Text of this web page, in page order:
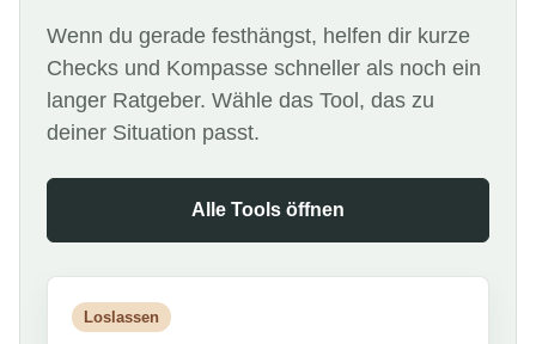
Wenn du gerade festhängst, helfen dir kurze
Checks und Kompasse schneller als noch ein
langer Ratgeber. Wähle das Tool, das zu
deiner Situation passt.
Alle Tools öffnen
Loslassen